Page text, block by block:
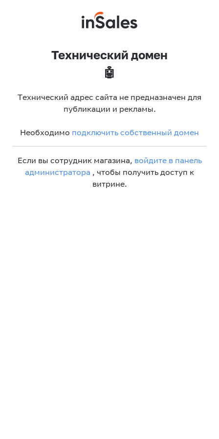
Технический домен
🤖
Технический адрес сайта не предназначен для
публикации и рекламы.
Необходимо подключить собственный домен
Если вы сотрудник магазина, войдите в панель
администратора , чтобы получить доступ к
витрине.